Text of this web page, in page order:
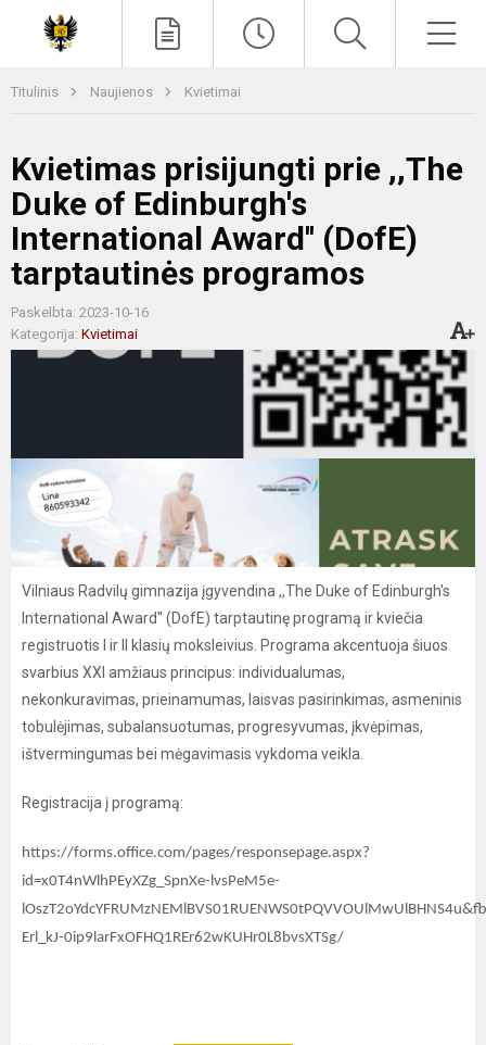
Titulinis Naujienos Kvietimai
Kvietimas prisijungti prie ,,The
Duke of Edinburgh's
International Award'' (DofE)
tarptautinės programos
Paskelbta: 2023-10-16
Kategorija: Kvietimai
Vilniaus Radvilų gimnazija įgyvendina ,,The Duke of Edinburgh's
International Award'' (DofE) tarptautinę programą ir kviečia
registruotis I ir II klasių moksleivius. Programa akcentuoja šiuos
svarbius XXI amžiaus principus: individualumas,
nekonkuravimas, prieinamumas, laisvas pasirinkimas, asmeninis
tobulėjimas, subalansuotumas, progresyvumas, įkvėpimas,
ištvermingumas bei mėgavimasis vykdoma veikla.
Registracija į programą:
https://forms.office.com/pages/responsepage.aspx?
id=x0T4nWlhPEyXZg_SpnXe-lvsPeM5e-
Erl_kJ-0ip9larFxOFHQ1REr62wKUHr0L8bvsXTSg/